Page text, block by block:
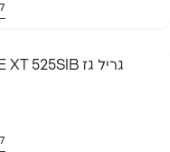
גריל גז ROGUE XT 525SIB נירוסטה כירת אינפרא